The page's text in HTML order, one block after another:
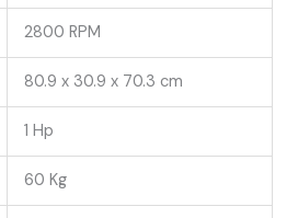
2800 RPM
80.9 x 30.9 x 70.3 cm
1 Hp
60 Kg